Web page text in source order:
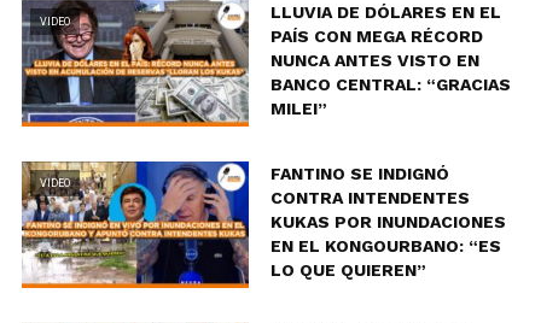
VIDEO
LLUVIA DE DÓLARES EN EL
PAÍS CON MEGA RÉCORD
NUNCA ANTES VISTO EN
BANCO CENTRAL: “GRACIAS
MILEI”
VIDEO
FANTINO SE INDIGNÓ
CONTRA INTENDENTES
KUKAS POR INUNDACIONES
EN EL KONGOURBANO: “ES
LO QUE QUIEREN”